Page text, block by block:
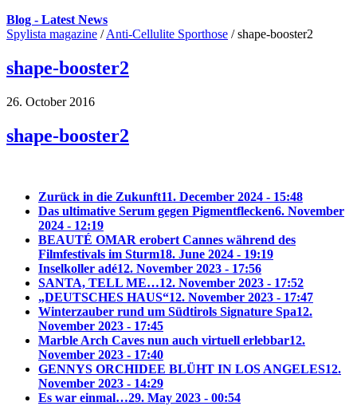
Blog - Latest News
Spylista magazine / Anti-Cellulite Sporthose / shape-booster2
shape-booster2
26. October 2016
shape-booster2
Zurück in die Zukunft11. December 2024 - 15:48
Das ultimative Serum gegen Pigmentflecken6. November
2024 - 12:19
BEAUTÉ OMAR erobert Cannes während des
Filmfestivals im Sturm18. June 2024 - 19:19
Inselkoller adé12. November 2023 - 17:56
SANTA, TELL ME…12. November 2023 - 17:52
„DEUTSCHES HAUS“12. November 2023 - 17:47
Winterzauber rund um Südtirols Signature Spa12.
November 2023 - 17:45
Marble Arch Caves nun auch virtuell erlebbar12.
November 2023 - 17:40
GENNYS ORCHIDEE BLÜHT IN LOS ANGELES12.
November 2023 - 14:29
Es war einmal…29. May 2023 - 00:54